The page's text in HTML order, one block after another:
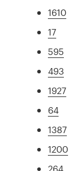
1610
17
595
493
1927
64
1387
1200
264